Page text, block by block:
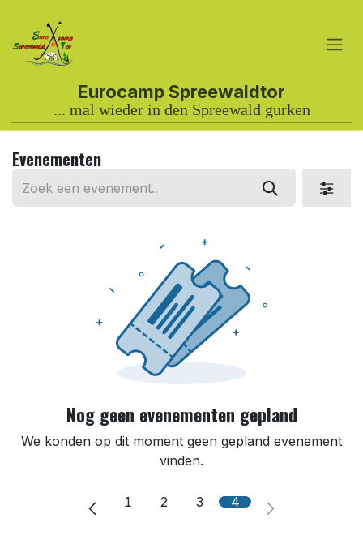
Evenementen
Nog geen evenementen gepland
We konden op dit moment geen gepland evenement
vinden.
1 2 3 4